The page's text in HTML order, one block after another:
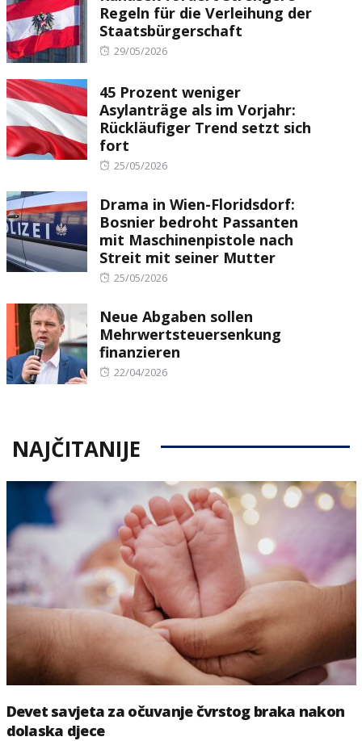
Regeln für die Verleihung der
Staatsbürgerschaft
Posted
29/05/2026
45 Prozent weniger
Asylanträge als im Vorjahr:
Rückläufiger Trend setzt sich
fort
Posted
25/05/2026
Drama in Wien-Floridsdorf:
Bosnier bedroht Passanten
mit Maschinenpistole nach
Streit mit seiner Mutter
Posted
25/05/2026
Neue Abgaben sollen
Mehrwertsteuersenkung
finanzieren
Posted
22/04/2026
NAJČITANIJE
Devet savjeta za očuvanje čvrstog braka nakon
dolaska djece